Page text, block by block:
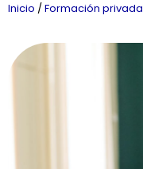
Inicio /Formación privada